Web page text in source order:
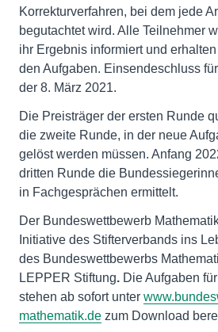
Korrekturverfahren, bei dem jede
begutachtet wird. Alle Teilnehmer
ihr Ergebnis informiert und
den Aufgaben. Einsendeschluss
der 8. März 2021.
Die Preisträger der ersten Runde
die zweite Runde, in der neue
gelöst werden müssen. Anfang
dritten Runde die
in Fachgesprächen ermittelt.
Der Bundeswettbewerb
Initiative des Stifterverbands ins
des Bundeswettbewerbs
LEPPER Stiftung. Die Aufgaben
stehen ab sofort unter
mathematik.de zum Download